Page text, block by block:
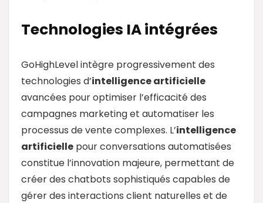
Technologies IA intégrées
GoHighLevel intègre progressivement des
technologies d’intelligence artificielle
avancées pour optimiser l’efficacité des
campagnes marketing et automatiser les
processus de vente complexes. L’intelligence
artificielle pour conversations automatisées
constitue l’innovation majeure, permettant de
créer des chatbots sophistiqués capables de
gérer des interactions client naturelles et de